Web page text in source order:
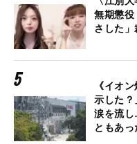
無期懲役
さした」
《イオ
示した？
涙を流
ともあっ